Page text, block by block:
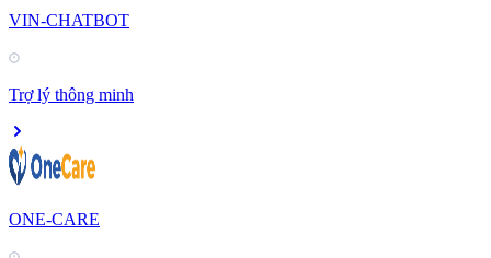
VIN-CHATBOT
Trợ lý thông minh
ONE-CARE